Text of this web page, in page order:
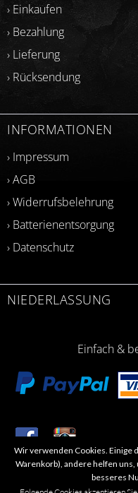
› Einkaufen
› Bezahlung
› Lieferung
› Rücksendung
INFORMATIONEN
› Impressum
› AGB
› Widerrufsbelehrung
› Batterienentsorgung
› Datenschutz
NIEDERLASSUNG
Einfach &
Wir verwenden Cookies. Einige
Warenkorb), andere helfen
besseres